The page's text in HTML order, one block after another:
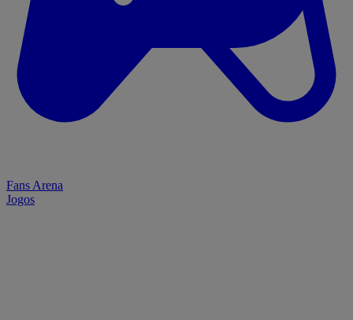
Fans Arena
Jogos